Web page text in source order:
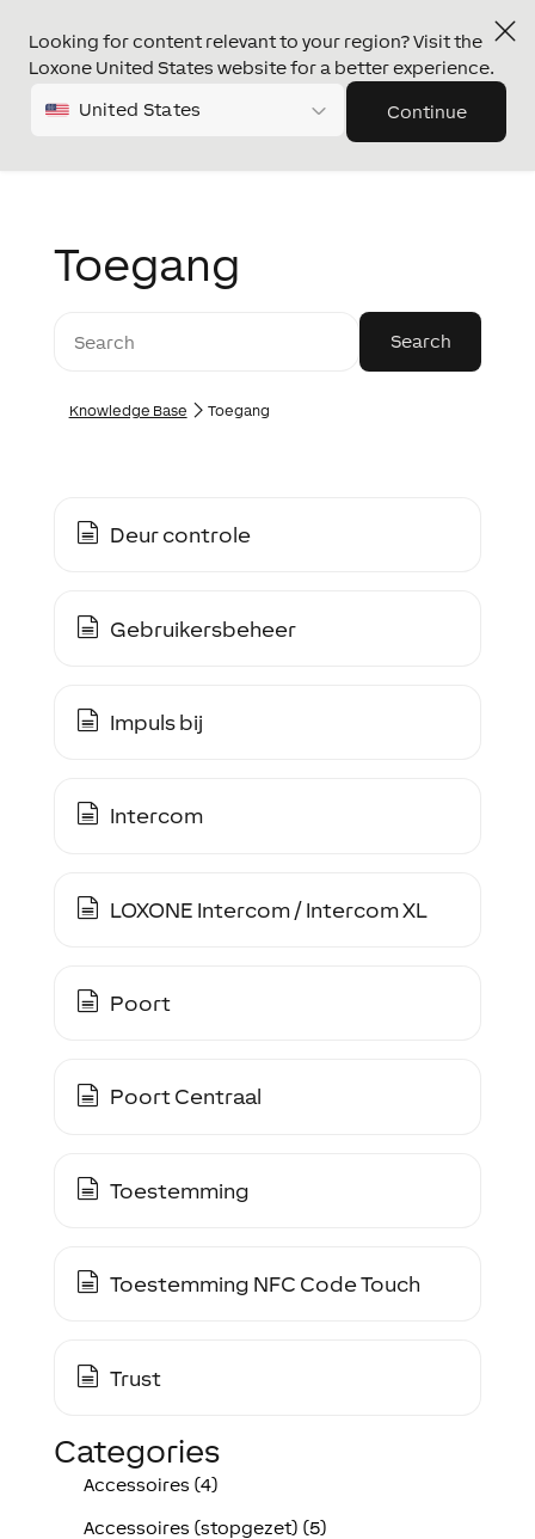
Looking for content relevant to your region? Visit the
Loxone United States website for a better experience.
United States Continue
Toegang
Knowledge Base Toegang
Deur controle
Gebruikersbeheer
Impuls bij
Intercom
LOXONE Intercom / Intercom XL
Poort
Poort Centraal
Toestemming
Toestemming NFC Code Touch
Trust
Categories
Accessoires (4)
Accessoires (stopgezet) (5)